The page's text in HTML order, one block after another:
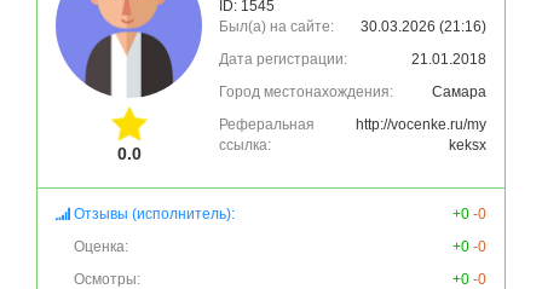
0.0
ID: 1545
Был(а) на сайте:
30.03.2026 (21:16)
Дата регистрации:
21.01.2018
Город местонахождения:
Самара
Реферальная
ссылка:
http://vocenke.ru/my
keksx
Отзывы (исполнитель): +0 -0
Оценка:
+0 -0
Осмотры:
+0 -0